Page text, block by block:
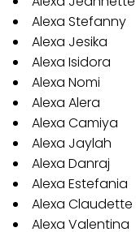
Alexa Stefanny
Alexa Jesika
Alexa Isidora
Alexa Nomi
Alexa Alera
Alexa Camiya
Alexa Jaylah
Alexa Danraj
Alexa Estefania
Alexa Claudette
Alexa Valentina